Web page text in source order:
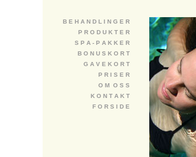
B E H A N D L I N G E R
P R O D U K T E R
S P A - P A K K E R
B O N U S K O R T
G A V E K O R T
P R I S E R
O M O S S
K O N T A K T
F O R S I D E